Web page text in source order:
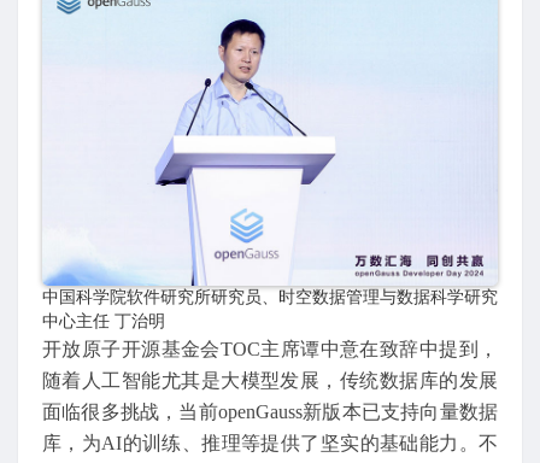
中国科学院软件研究所研究员、时空数据管理与数据科学研究
中心主任 丁治明
开放原子开源基金会TOC主席谭中意在致辞中提到，
随着人工智能尤其是大模型发展，传统数据库的发展
面临很多挑战，当前openGauss新版本已支持向量数据
库，为AI的训练、推理等提供了坚实的基础能力。不